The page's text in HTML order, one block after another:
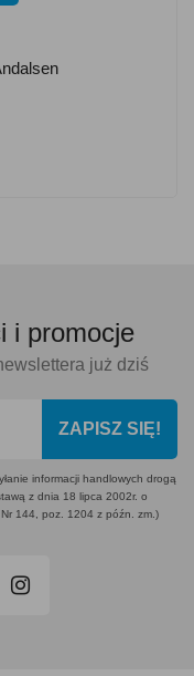
i promocje
już dziś
ZAPISZ SIĘ!
informacji handlowych drogą
z dnia 18 lipca 2002r. o
144, poz. 1204 z późn. zm.)